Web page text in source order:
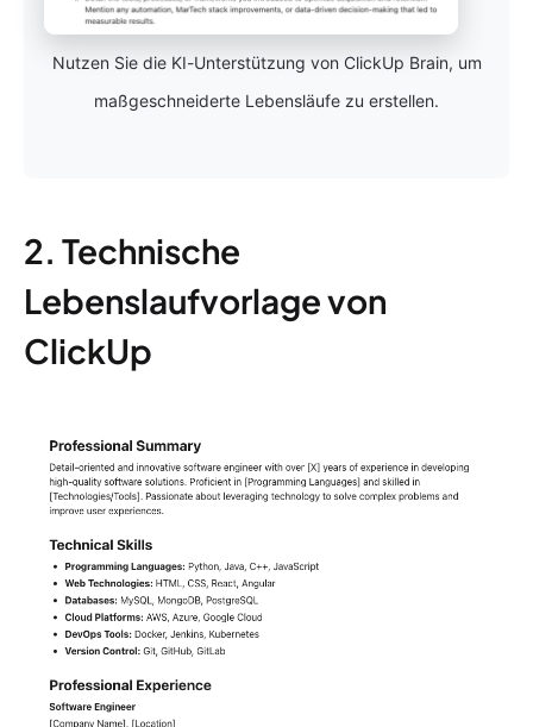
Nutzen Sie die KI-Unterstützung von ClickUp Brain, um
maßgeschneiderte Lebensläufe zu erstellen.
2. Technische
Lebenslaufvorlage von
ClickUp